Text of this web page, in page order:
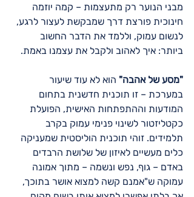
מבני הנוער רק מתעצמות – קמה יוזמה
חינוכית פורצת דרך שמבקשת לעצור לרגע,
לנשום עמוק, וללמד את הדבר החשוב
ביותר: איך לאהוב ולקבל את עצמנו באמת.
"מסע של אהבה" הוא לא עוד שיעור
במערכת – זו תוכנית חדשנית בתחום
המודעות וההתפתחות האישית, הפועלת
כקטליזטור לשינוי פנימי עמוק בקרב
תלמידים. זוהי תוכנית הוליסטית שמעניקה
כלים מעשיים לאיזון של שלושת הרבדים
באדם – גוף, נפש ונשמה – מתוך אמונה
עמוקה ש"אמנם קשה למצוא אושר בתוכך,